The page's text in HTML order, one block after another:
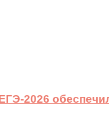
2026